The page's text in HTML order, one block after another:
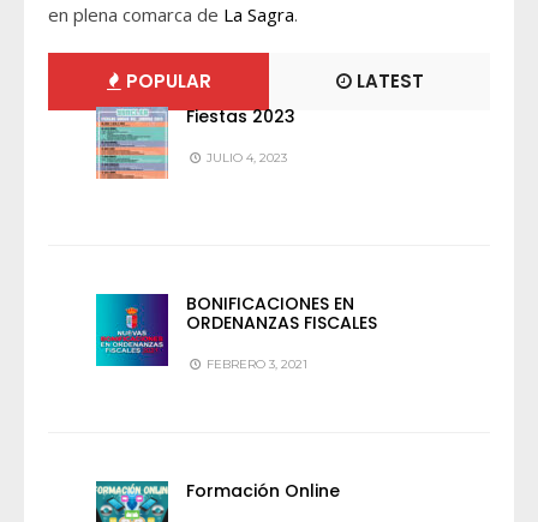
en plena comarca de La Sagra.
POPULAR LATEST
Fiestas 2023
JULIO 4, 2023
BONIFICACIONES EN
ORDENANZAS FISCALES
FEBRERO 3, 2021
Formación Online